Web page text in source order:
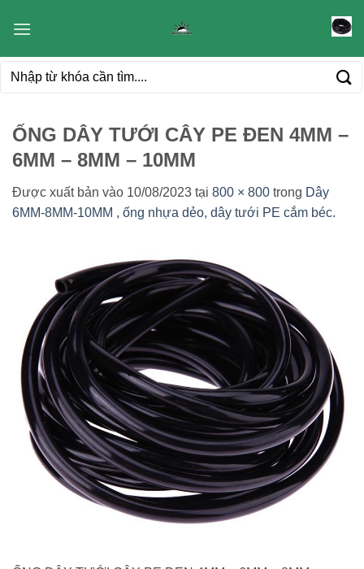
qua
dung
Tìm
ỐNG DÂY TƯỚI CÂY PE ĐEN 4MM –
6MM – 8MM – 10MM
Được xuất bản vào 10/08/2023 tại 800 × 800 trong Dây
6MM-8MM-10MM , ống nhựa dẻo, dây tưới PE cắm béc.